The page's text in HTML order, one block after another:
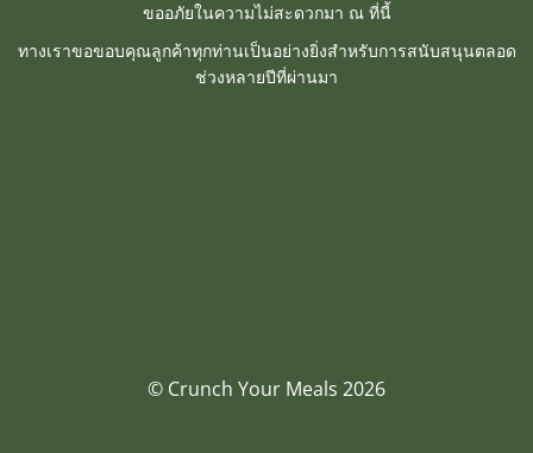
ขออภัยในความไม่สะดวกมา ณ ที่นี้
ทางเราขอขอบคุณลูกค้าทุกท่านเป็นอย่างยิ่งสำหรับการสนับสนุนตลอด
ช่วงหลายปีที่ผ่านมา
© Crunch Your Meals 2026